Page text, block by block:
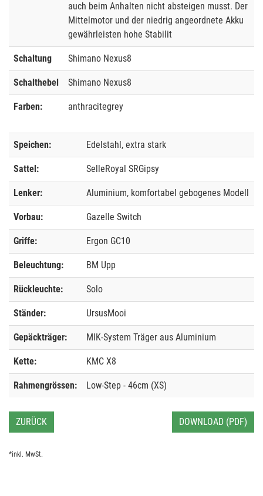
auch beim Anhalten nicht absteigen musst. Der
Mittelmotor und der niedrig angeordnete Akku
gewährleisten hohe Stabilit
Schaltung Shimano Nexus8
Schalthebel Shimano Nexus8
Farben: anthracitegrey
Speichen: Edelstahl, extra stark
Sattel: SelleRoyal SRGipsy
Lenker: Aluminium, komfortabel gebogenes Modell
Vorbau: Gazelle Switch
Griffe: Ergon GC10
Beleuchtung: BM Upp
Rückleuchte: Solo
Ständer: UrsusMooi
Gepäckträger: MIK-System Träger aus Aluminium
Kette: KMC X8
Rahmengrössen: Low-Step - 46cm (XS)
ZURÜCK DOWNLOAD (PDF)
*inkl. MwSt.